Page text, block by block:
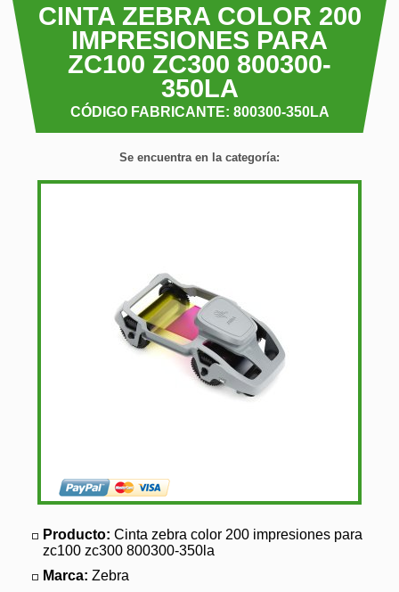
CINTA ZEBRA COLOR 200
IMPRESIONES PARA
ZC100 ZC300 800300-
350LA
CÓDIGO FABRICANTE: 800300-350LA
Se encuentra en la categoría:
Producto: Cinta zebra color 200 impresiones para
zc100 zc300 800300-350la
Marca: Zebra